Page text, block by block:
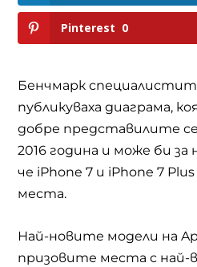
Pinterest 0
Бенчмарк
публикуваха диаграма,
добре представилите
2016 година и може би за
че iPhone 7 и iPhone 7
места.
Най-новите модели на
призовите места с най-